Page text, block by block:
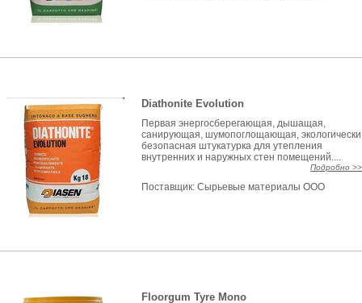
Diathonite Evolution
Первая энергосберегающая, дышащая,
санирующая, шумопоглощающая, экологически
безопасная штукатурка для утепления
внутренних и наружных стен помещений....
Подробно >>
Поставщик: Сырьевые материалы ООО
Floorgum Tyre Mono